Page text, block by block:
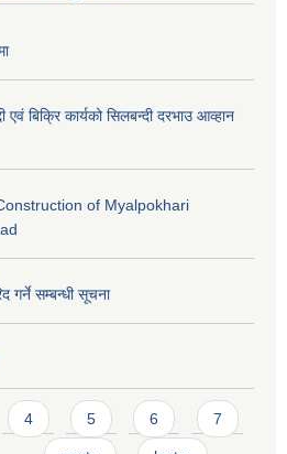
एवं बिक्रि कार्यको सिलबन्दी दरभाउ आव्हान
of Myalpokhari
गर्ने सम्बन्धी सूचना
4 5 6 7